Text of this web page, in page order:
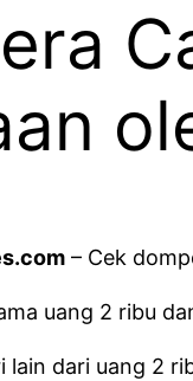
– Cek
uang 2 ribu
lain dari uang 2